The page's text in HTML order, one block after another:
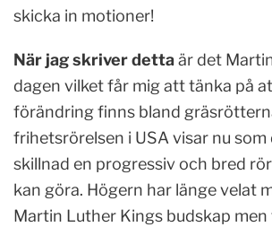
skicka in motioner!
När jag skriver dettaär det
dagen vilket får mig att tänka på
förändring finns bland
frihetsrörelsen i USA visar nu som
skillnad en progressiv och bred
kan göra. Högern har länge velat
Martin Luther Kings budskap